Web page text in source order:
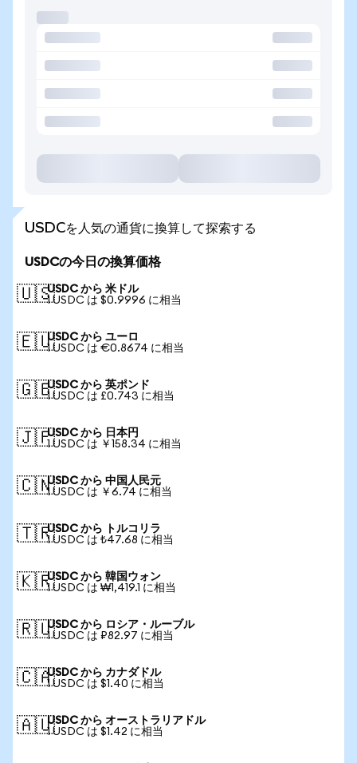
USDCを人気の通貨に換算して探索する
USDCの今日の換算価格
🇺🇸USDC から 米ドル
1 USDC は $0.9996 に相当
🇪🇺USDC から ユーロ
1 USDC は €0.8674 に相当
🇬🇧USDC から 英ポンド
1 USDC は £0.743 に相当
🇯🇵USDC から 日本円
1 USDC は ￥158.34 に相当
🇨🇳USDC から 中国人民元
1 USDC は ￥6.74 に相当
🇹🇷USDC から トルコリラ
1 USDC は ₺47.68 に相当
🇰🇷USDC から 韓国ウォン
1 USDC は ₩1,419.1 に相当
🇷🇺USDC から ロシア・ルーブル
1 USDC は ₽82.97 に相当
🇨🇦USDC から カナダドル
1 USDC は $1.40 に相当
🇦🇺USDC から オーストラリアドル
1 USDC は $1.42 に相当